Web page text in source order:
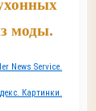
моды.
News Service.
Картинки.